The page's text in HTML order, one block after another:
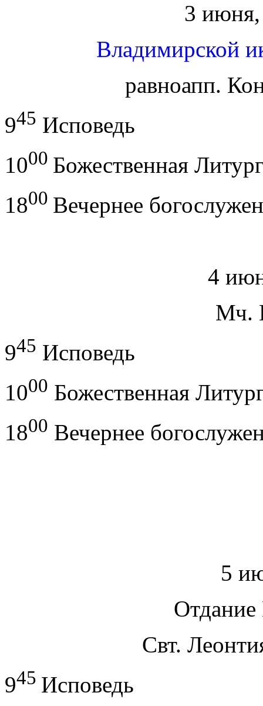
3 июня,
Владимирской
равноапп.
945 Исповедь
1000 Божественная
1800 Вечернее
4
Мч.
945 Исповедь
1000 Божественная
1800 Вечернее
5
Отдание
Свт.
945 Исповедь